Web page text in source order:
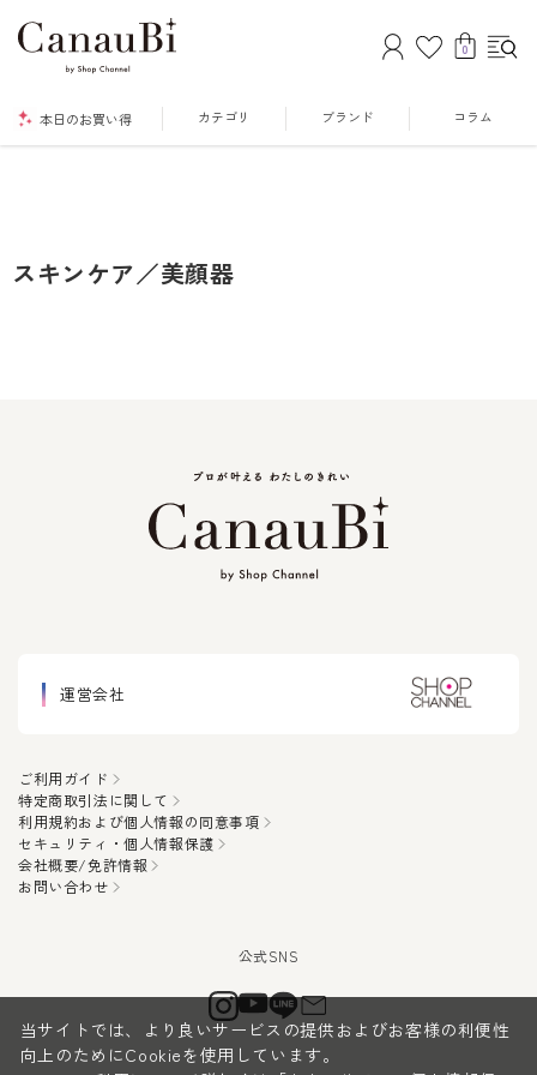
0
本日のお買い得 カテゴリ ブランド コラム
スキンケア／美顔器
運営会社
ご利用ガイド
特定商取引法に関して
利用規約および個人情報の同意事項
セキュリティ・個人情報保護
会社概要/免許情報
お問い合わせ
当サイトでは、より良いサービスの提供およびお客様の利便性
向上のためにCookieを使用しています。